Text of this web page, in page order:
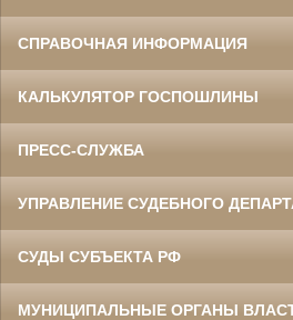
СПРАВОЧНАЯ ИНФОРМАЦИЯ
КАЛЬКУЛЯТОР ГОСПОШЛИНЫ
ПРЕСС-СЛУЖБА
УПРАВЛЕНИЕ СУДЕБНОГО
СУДЫ СУБЪЕКТА РФ
МУНИЦИПАЛЬНЫЕ ОРГАНЫ